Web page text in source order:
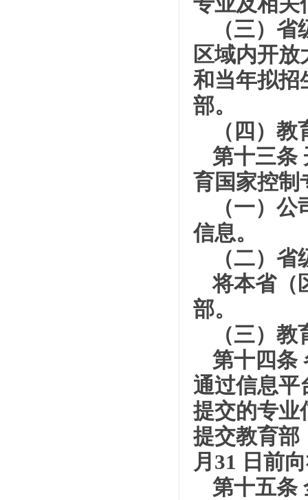
（三）
区域内开
和当年拟招
部。
（四）
第十三条
育国家控制
（一）
信息。
（二）
将本省（
部。
（三）
第十四条
通过信息平
提交的专业
提交教育部
月31 日前
第十五条